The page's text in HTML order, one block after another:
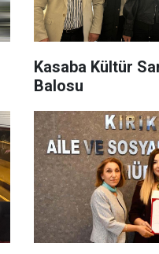
Kasaba Kültür
Balosu